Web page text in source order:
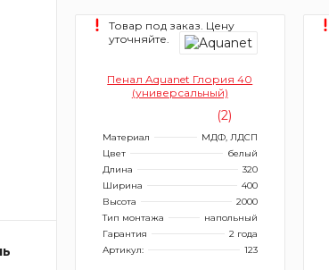
Товар под заказ. Цену
уточняйте.
Пенал Aquanet Глория 40
(универсальный)
(2)
Материал
МДФ, ЛДСП
Цвет
белый
Длина
320
Ширина
400
Высота
2000
Тип монтажа
напольный
Гарантия
2 года
Артикул:
123